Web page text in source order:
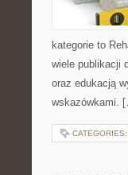
kategorie to
wiele publikacji
oraz edukacją
wskazówkami.
CATEGORIES: